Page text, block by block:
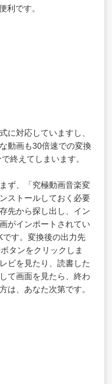
利です。
に対応していますし、
動画も30倍速での変換
終えてしまいます。
ず、「究極動画音楽変
ストールしておく必要
先から探し出し、イン
がインポートされてい
す。変換後の出力先
タンをクリックしま
ビを見たり、読書した
て画面を見たら、終わ
は、あなた次第です。